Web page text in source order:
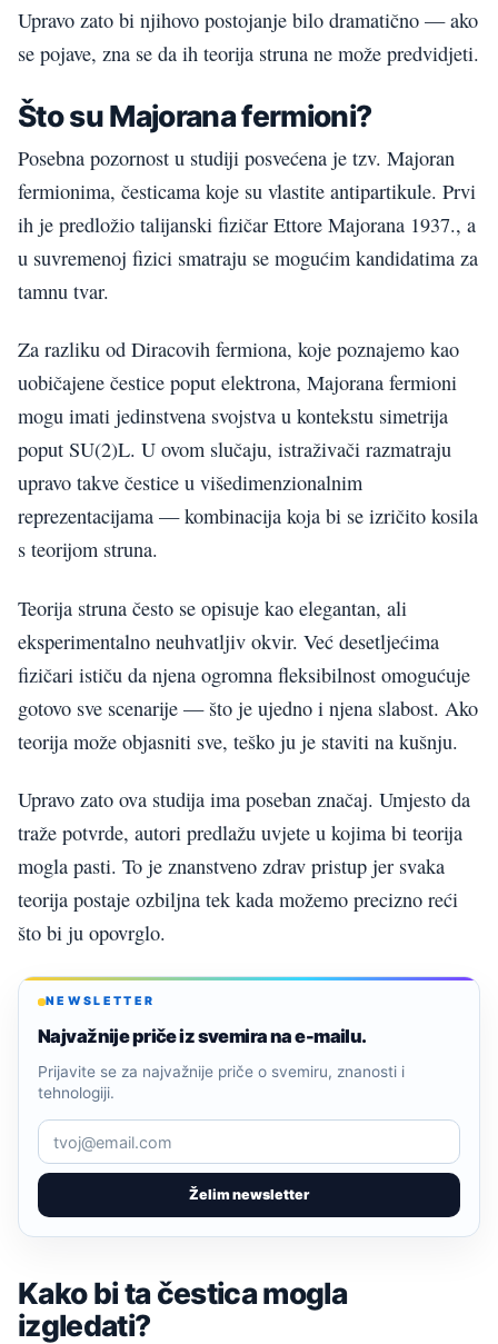
Upravo zato bi njihovo postojanje bilo dramatično — ako
se pojave, zna se da ih teorija struna ne može predvidjeti.
Što su Majorana fermioni?
Posebna pozornost u studiji posvećena je tzv. Majoran
fermionima, česticama koje su vlastite antipartikule. Prvi
ih je predložio talijanski fizičar Ettore Majorana 1937., a
u suvremenoj fizici smatraju se mogućim kandidatima za
tamnu tvar.
Za razliku od Diracovih fermiona, koje poznajemo kao
uobičajene čestice poput elektrona, Majorana fermioni
mogu imati jedinstvena svojstva u kontekstu simetrija
poput SU(2)L. U ovom slučaju, istraživači razmatraju
upravo takve čestice u višedimenzionalnim
reprezentacijama — kombinacija koja bi se izričito kosila
s teorijom struna.
Teorija struna često se opisuje kao elegantan, ali
eksperimentalno neuhvatljiv okvir. Već desetljećima
fizičari ističu da njena ogromna fleksibilnost omogućuje
gotovo sve scenarije — što je ujedno i njena slabost. Ako
teorija može objasniti sve, teško ju je staviti na kušnju.
Upravo zato ova studija ima poseban značaj. Umjesto da
traže potvrde, autori predlažu uvjete u kojima bi teorija
mogla pasti. To je znanstveno zdrav pristup jer svaka
teorija postaje ozbiljna tek kada možemo precizno reći
što bi ju opovrglo.
NEWSLETTER
Najvažnije priče iz svemira na e-mailu.
Želim newsletter
Prijavite se za najvažnije priče o svemiru, znanosti i
tehnologiji.
Kako bi ta čestica mogla
izgledati?